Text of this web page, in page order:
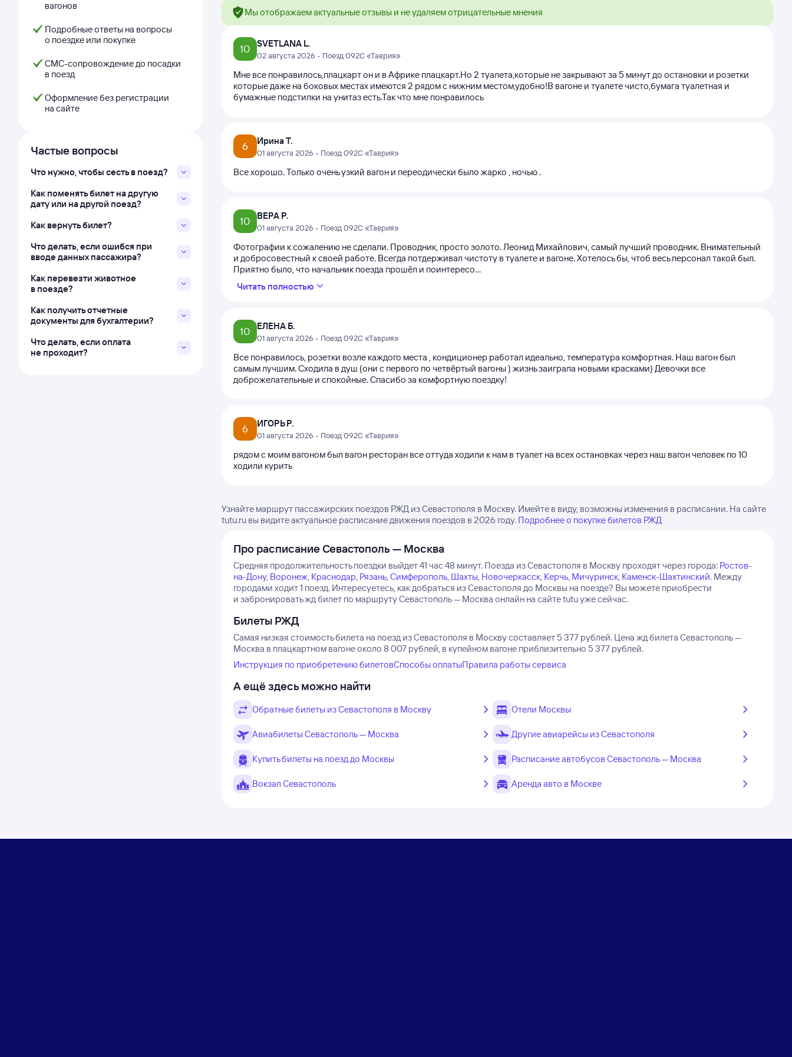
вагонов
Подробные ответы на вопросы
о поездке или покупке
СМС-сопровождение до посадки
в поезд
Оформление без регистрации
на сайте
Частые вопросы
Что нужно, чтобы сесть в поезд?
Как поменять билет на другую
дату или на другой поезд?
Как вернуть билет?
Что делать, если ошибся при
вводе данных пассажира?
Как перевезти животное
в поезде?
Как получить отчетные
документы для бухгалтерии?
Что делать, если оплата
не проходит?
Мы отображаем актуальные отзывы и не удаляем отрицательные мнения
10 SVETLANA L.
02 августа 2026 • Поезд 092С «Таврия»
Мне все понравилось,плацкарт он и в Африке плацкарт.Но 2 туалета,которые не закрывают за 5 минут до остановки и розетки
которые даже на боковых местах имеются 2 рядом с нижним местом,удобно!В вагоне и туалете чисто,бумага туалетная и
бумажные подстилки на унитаз есть.Так что мне понравилось
6 Ирина Т.
01 августа 2026 • Поезд 092С «Таврия»
Все хорошо. Только очень узкий вагон и переодически было жарко , ночью .
10 ВЕРА Р.
01 августа 2026 • Поезд 092С «Таврия»
Фотографии к сожалению не сделали. Проводник, просто золото. Леонид Михайлович, самый лучший проводник. Внимательный
и добросовестный к своей работе. Всегда потдерживал чистоту в туалете и вагоне. Хотелось бы, чтоб весь персонал такой был.
Приятно было, что начальник поезда прошёл и поинтересо...
Читать полностью
10 ЕЛЕНА Б.
01 августа 2026 • Поезд 092С «Таврия»
Все понравилось, розетки возле каждого места , кондиционер работал идеально, температура комфортная. Наш вагон был
самым лучшим. Сходила в душ (они с первого по четвёртый вагоны ) жизнь заиграла новыми красками) Девочки все
доброжелательные и спокойные. Спасибо за комфортную поездку!
6 ИГОРЬ Р.
01 августа 2026 • Поезд 092С «Таврия»
рядом с моим вагоном был вагон ресторан все оттуда ходили к нам в туалет на всех остановках через наш вагон человек по 10
ходили курить
Узнайте маршрут пассажирских поездов РЖД из Севастополя в Москву. Имейте в виду, возможны изменения в расписании. На сайте
tutu.ru вы видите актуальное расписание движения поездов в 2026 году. Подробнее о покупке билетов РЖД
Про расписание Севастополь — Москва
Средняя продолжительность поездки выйдет 41 час 48 минут. Поезда из Севастополя в Москву проходят через города: Ростов-
на-Дону, Воронеж, Краснодар, Рязань,Симферополь, Шахты, Новочеркасск, Керчь, Мичуринск, Каменск-Шахтинский. Между
городами ходит 1 поезд. Интересуетесь, как добраться из Севастополя до Москвы на поезде? Вы можете приобрести
и забронировать жд билет по маршруту Севастополь — Москва онлайн на сайте tutu уже сейчас.
Билеты РЖД
Самая низкая стоимость билета на поезд из Севастополя в Москву составляет 5 377 рублей. Цена жд билета Севастополь —
Москва в плацкартном вагоне около 8 007 рублей, в купейном вагоне приблизительно 5 377 рублей.
Инструкция по приобретению билетовСпособы оплатыПравила работы сервиса
А ещё здесь можно найти
Обратные билеты из Севастополя в Москву Отели Москвы
Авиабилеты Севастополь — Москва Другие авиарейсы из Севастополя
Купить билеты на поезд до Москвы Расписание автобусов Севастополь — Москва
Вокзал Севастополь Аренда авто в Москве